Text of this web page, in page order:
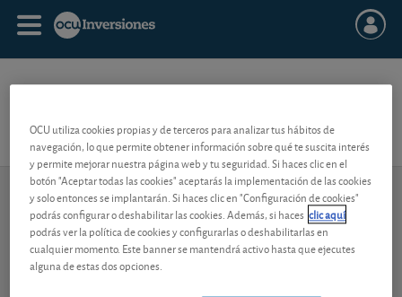
913 009 141 Contacto de lunes a viernes de 9h-14h
TODOS NUESTROS
APP OCU INVERSIONES
OCU utiliza cookies propias y de terceros para analizar tus hábitos de
navegación, lo que permite obtener información sobre qué te suscita interés
y permite mejorar nuestra página web y tu seguridad. Si haces clic en el
botón "Aceptar todas las cookies" aceptarás la implementación de las cookies
y solo entonces se implantarán. Si haces clic en "Configuración de cookies"
podrás configurar o deshabilitar las cookies. Además, si haces clic aquí
podrás ver la política de cookies y configurarlas o deshabilitarlas en
cualquier momento. Este banner se mantendrá activo hasta que ejecutes
alguna de estas dos opciones.